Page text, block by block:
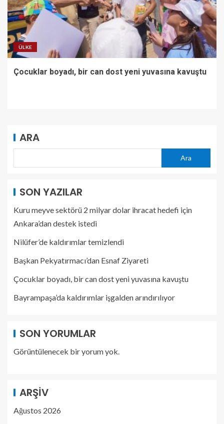
ÜLKE
Çocuklar boyadı, bir can dost yeni yuvasına kavuştu
ARA
Ara
SON YAZILAR
Kuru meyve sektörü 2 milyar dolar ihracat hedefi için
Ankara’dan destek istedi
Nilüfer’de kaldırımlar temizlendi
Başkan Pekyatırmacı’dan Esnaf Ziyareti
Çocuklar boyadı, bir can dost yeni yuvasına kavuştu
Bayrampaşa’da kaldırımlar işgalden arındırılıyor
SON YORUMLAR
Görüntülenecek bir yorum yok.
ARŞIV
Ağustos 2026